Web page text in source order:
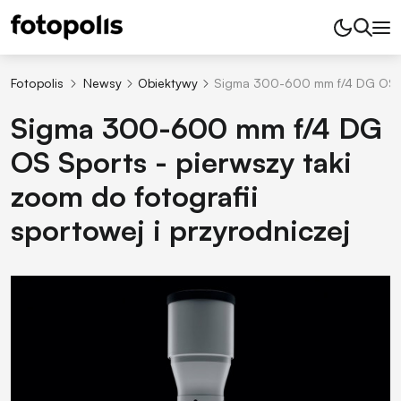
Fotopolis Newsy Obiektywy Sigma 300-600 mm f/4 DG
Sigma 300-600 mm f/4 DG
OS Sports - pierwszy taki
zoom do fotografii
sportowej i przyrodniczej